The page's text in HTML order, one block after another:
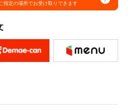
指定の場所でお受け取りできます